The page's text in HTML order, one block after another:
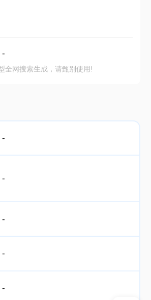
-
全网搜索生成，请甄别使用!
-
-
-
-
-